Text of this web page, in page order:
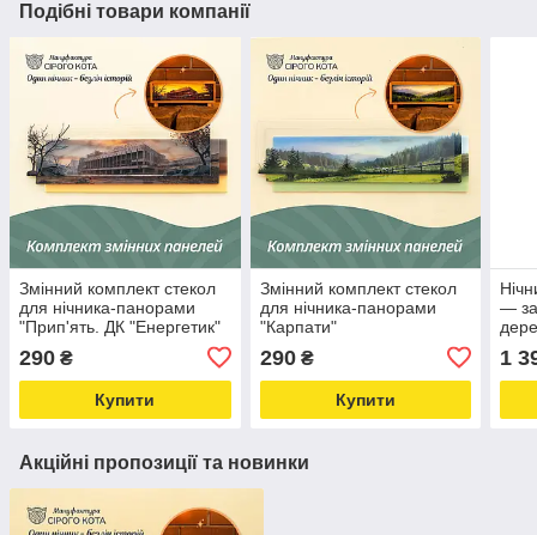
Подібні товари компанії
Змінний комплект стекол
для нічника-панорами
"Прип'ять. ДК "Енергетик"
290 ₴
Купити
Змінний комплект стекол
для нічника-панорами
"Карпати"
290₴
Купити
—
1
Акційні пропозиції та новинки